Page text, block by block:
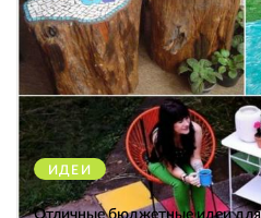
ИДЕИ
Отличные бюджетные идеи для